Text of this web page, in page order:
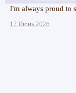
I'm always proud to
17 Июнь 2026